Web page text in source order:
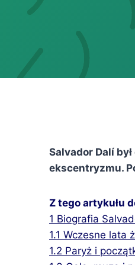
Salvador Dalí
ekscentryzmu.
Z tego artykułu
1 Biografia
1.1 Wczesne lata
1.2 Paryż i